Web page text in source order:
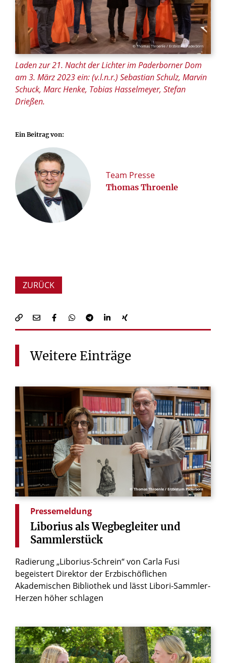
© Thomas Throenle / Erzbistum Paderborn
Laden zur 21. Nacht der Lichter im Paderborner Dom
am 3. März 2023 ein: (v.l.n.r.) Sebastian Schulz, Marvin
Schuck, Marc Henke, Tobias Hasselmeyer, Stefan
Drießen.
Ein Beitrag von:
Team Presse
Thomas Throenle
ZURÜCK
Weitere Einträge
© Thomas Throenle / Erzbistum Paderborn
Pressemeldung
Liborius als Wegbegleiter und
Sammlerstück
Radierung „Liborius-Schrein“ von Carla Fusi
begeistert Direktor der Erzbischöflichen
Akademischen Bibliothek und lässt Libori-Sammler-
Herzen höher schlagen